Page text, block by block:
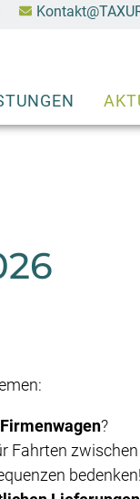
?
Fahrten
bedenken!